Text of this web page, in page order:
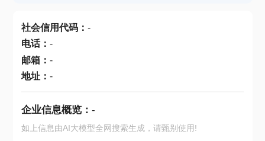
社会信用代码： -
电话： -
邮箱： -
地址： -
企业信息概览： -
如上信息由AI大模型全网搜索生成，请甄别使用!